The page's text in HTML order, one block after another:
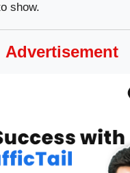
show.
Advertisement